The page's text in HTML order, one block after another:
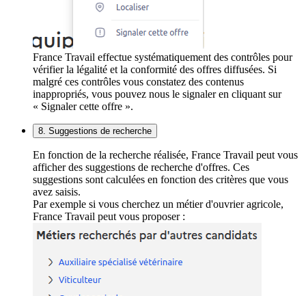
France Travail effectue systématiquement des contrôles pour
vérifier la légalité et la conformité des offres diffusées. Si
malgré ces contrôles vous constatez des contenus
inappropriés, vous pouvez nous le signaler en cliquant sur
« Signaler cette offre ».
8. Suggestions de recherche
En fonction de la recherche réalisée, France Travail peut vous
afficher des suggestions de recherche d'offres. Ces
suggestions sont calculées en fonction des critères que vous
avez saisis.
Par exemple si vous cherchez un métier d'ouvrier agricole,
France Travail peut vous proposer :